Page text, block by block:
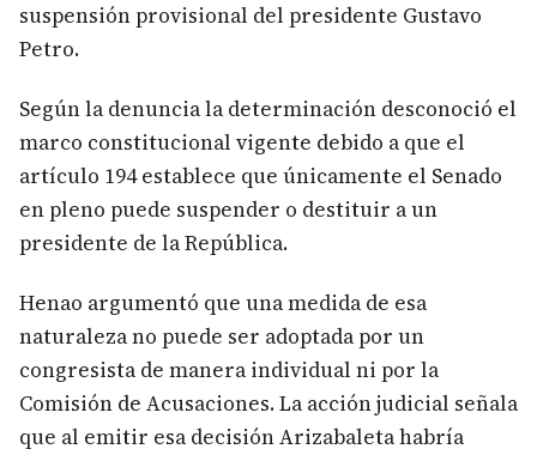
suspensión provisional del presidente Gustavo
Petro.
Según la denuncia la determinación desconoció el
marco constitucional vigente debido a que el
artículo 194 establece que únicamente el Senado
en pleno puede suspender o destituir a un
presidente de la República.
Henao argumentó que una medida de esa
naturaleza no puede ser adoptada por un
congresista de manera individual ni por la
Comisión de Acusaciones. La acción judicial señala
que al emitir esa decisión Arizabaleta habría